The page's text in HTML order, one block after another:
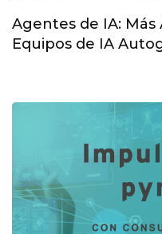
Agentes de IA: Más
Equipos de IA